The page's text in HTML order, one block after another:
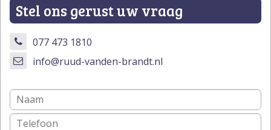
Stel ons gerust uw vraag
077 473 1810
info@ruud-vanden-brandt.nl